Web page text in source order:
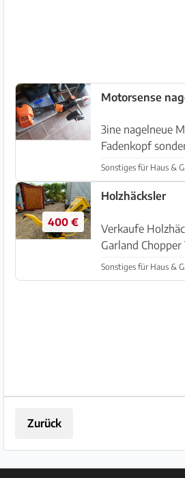
Motorsense
3ine nagelneue
Fadenkopf
Gebüsch , zu verkaufen,
bei Cales de
Sonstiges für Haus &
400 €
Holzhäcksler
Verkaufe
Garland
in
Sonstiges für Haus &
Zurück